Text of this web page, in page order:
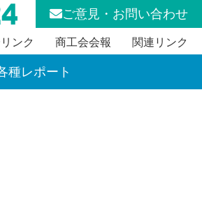
ご意見・お問い合わせ
ンク 商工会会報 関連リンク
種レポート